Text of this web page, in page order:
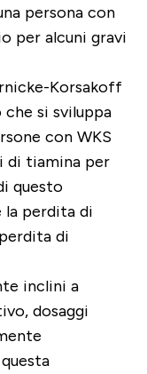
persona con
per alcuni gravi
Korsakoff
che si sviluppa
con WKS
di tiamina per
questo
la perdita di
di
inclini a
dosaggi